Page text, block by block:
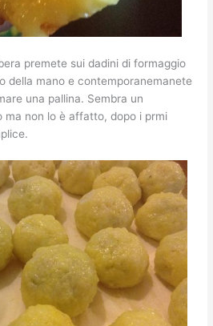
premete sui dadini di formaggio
della mano e contemporanemanete
una pallina. Sembra un
ma non lo è affatto, dopo i prmi